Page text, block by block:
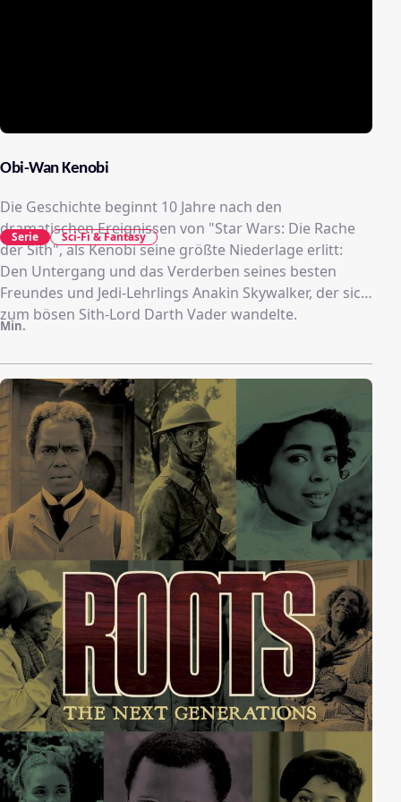
Obi-Wan Kenobi
Die Geschichte beginnt 10 Jahre nach den
dramatischen Ereignissen von "Star Wars: Die Rache
der Sith", als Kenobi seine größte Niederlage erlitt:
Den Untergang und das Verderben seines besten
Freundes und Jedi-Lehrlings Anakin Skywalker, der sich
zum bösen Sith-Lord Darth Vader wandelte.
Min.
Serie Sci-Fi & Fantasy